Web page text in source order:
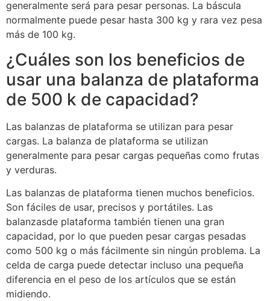
generalmente será para pesar personas. La báscula
normalmente puede pesar hasta 300 kg y rara vez pesa
más de 100 kg.
¿Cuáles son los beneficios de
usar una balanza de plataforma
de 500 k de capacidad?
Las balanzas de plataforma se utilizan para pesar
cargas. La balanza de plataforma se utilizan
generalmente para pesar cargas pequeñas como frutas
y verduras.
Las balanzas de plataforma tienen muchos beneficios.
Son fáciles de usar, precisos y portátiles. Las
balanzasde plataforma también tienen una gran
capacidad, por lo que pueden pesar cargas pesadas
como 500 kg o más fácilmente sin ningún problema. La
celda de carga puede detectar incluso una pequeña
diferencia en el peso de los artículos que se están
midiendo.